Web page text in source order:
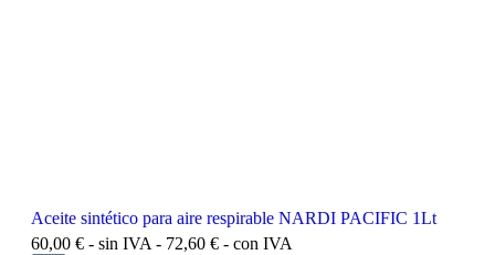
Aceite sintético para aire respirable NARDI PACIFIC 1Lt
60,00 € - sin IVA - 72,60 € - con IVA